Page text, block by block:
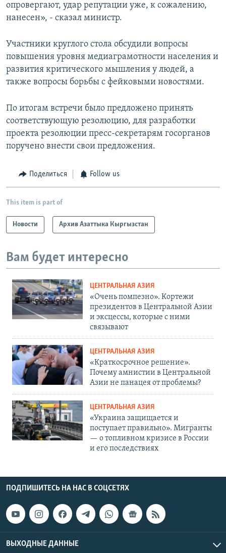
опровергают, удар репутации уже, к сожалению,
нанесен», - сказал министр.
Участники круглого стола обсудили вопросы
повышения уровня медиаграмотности населения и
развития критического мышления у людей, а
также вопросы борьбы с фейковыми новостями.
По итогам встречи было предложено принять
соответствующую резолюцию, для разработки
проекта резолюции пресс-секретарям госорганов
поручено внести свои предложения.
Поделиться Follow us
This item is part of
Новости Архив Азаттыка Кыргызстан
Вам будет интересно
ЦЕНТРАЛЬНАЯ АЗИЯ
«Очень помпезно». Кортежи
президентов в Центральной Азии
и эксцессы, которые с ними
связывают
ЦЕНТРАЛЬНАЯ АЗИЯ
«Краткосрочное решение».
Почему амнистии в Центральной
Азии не панацея от проблемы?
ЦЕНТРАЛЬНАЯ АЗИЯ
«Украина защищается и
поступает правильно». Мигранты
— о топливном кризисе в России
и его последствиях
ПОДПИШИТЕСЬ НА НАС В СОЦСЕТЯХ
ВЫХОДНЫЕ ДАННЫЕ